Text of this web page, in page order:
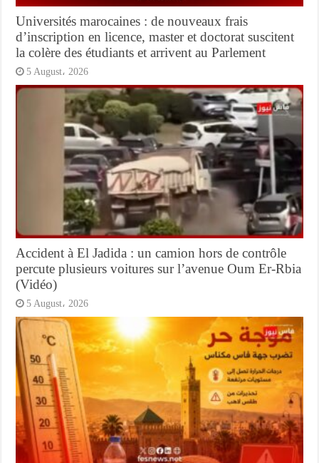
Universités marocaines : de nouveaux frais
d’inscription en licence, master et doctorat suscitent
la colère des étudiants et arrivent au Parlement
5 August، 2026
Accident à El Jadida : un camion hors de contrôle
percute plusieurs voitures sur l’avenue Oum Er-Rbia
(Vidéo)
5 August، 2026